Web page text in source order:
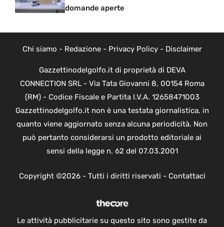
domande aperte
Chi siamo - Redazione- Privacy Policy- Disclaimer
Gazzettinodelgolfo.it di proprietà di DEVA
CONNECTION SRL - Via Tata Giovanni 8, 00154 Roma
(RM) - Codice Fiscale e Partita I.V.A. 12658471003
Gazzettinodelgolfo.it non è una testata giornalistica, in
quanto viene aggiornato senza alcuna periodicità. Non
può pertanto considerarsi un prodotto editoriale ai
sensi della legge n. 62 del 07.03.2001
Copyright ©2026 - Tutti i diritti riservati - Contattaci
Le attività pubblicitarie su questo sito sono gestite da